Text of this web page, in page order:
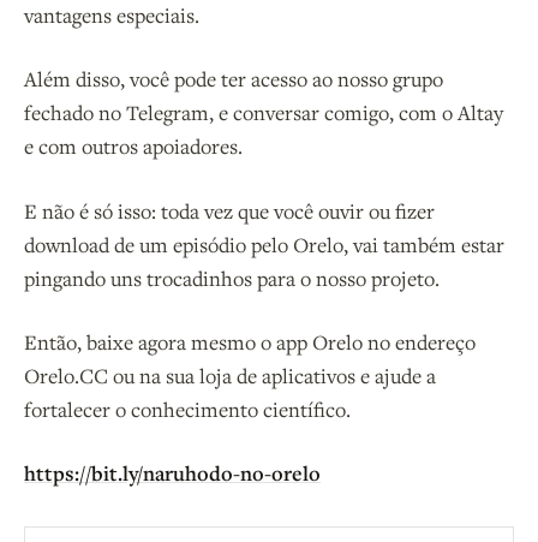
vantagens especiais.
Além disso, você pode ter acesso ao nosso grupo
fechado no Telegram, e conversar comigo, com o Altay
e com outros apoiadores.
E não é só isso: toda vez que você ouvir ou fizer
download de um episódio pelo Orelo, vai também estar
pingando uns trocadinhos para o nosso projeto.
Então, baixe agora mesmo o app Orelo no endereço
Orelo.CC ou na sua loja de aplicativos e ajude a
fortalecer o conhecimento científico.
https://bit.ly/naruhodo-no-orelo